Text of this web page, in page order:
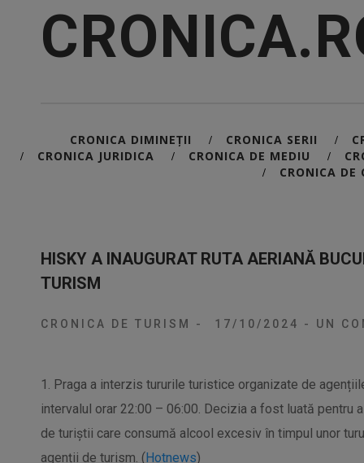
CRONICA DIMINEȚII / CRONICA SERII /
/ CRONICA JURIDICA / CRONICA DE MEDIU /
/ CRONICA DE
HISKY A INAUGURAT RUTA AERIANĂ
TURISM
CRONICA DE TURISM - 17/10/2024 - UN
1. Praga a interzis tururile turistice organizate de
intervalul orar 22:00 – 06:00. Decizia a fost luată pentru
de turiștii care consumă alcool excesiv în timpul unor
agenții de turism. (Hotnews)